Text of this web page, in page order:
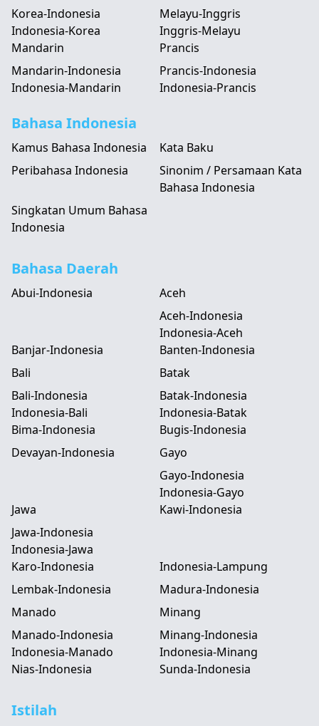
Korea-Indonesia
Indonesia-Korea
Melayu-Inggris
Inggris-Melayu
Mandarin
Mandarin-Indonesia
Indonesia-Mandarin
Prancis
Prancis-Indonesia
Indonesia-Prancis
Bahasa Indonesia
Kamus Bahasa Indonesia
Kata Baku
Peribahasa Indonesia
Sinonim / Persamaan Kata
Bahasa Indonesia
Singkatan Umum Bahasa
Indonesia
Bahasa Daerah
Abui-Indonesia
Aceh
Aceh-Indonesia
Indonesia-Aceh
Banjar-Indonesia
Banten-Indonesia
Bali
Bali-Indonesia
Indonesia-Bali
Batak
Batak-Indonesia
Indonesia-Batak
Bima-Indonesia
Bugis-Indonesia
Devayan-Indonesia
Gayo
Gayo-Indonesia
Indonesia-Gayo
Jawa
Jawa-Indonesia
Indonesia-Jawa
Kawi-Indonesia
Karo-Indonesia
Indonesia-Lampung
Lembak-Indonesia
Madura-Indonesia
Manado
Manado-Indonesia
Indonesia-Manado
Minang
Minang-Indonesia
Indonesia-Minang
Nias-Indonesia
Sunda-Indonesia
Istilah